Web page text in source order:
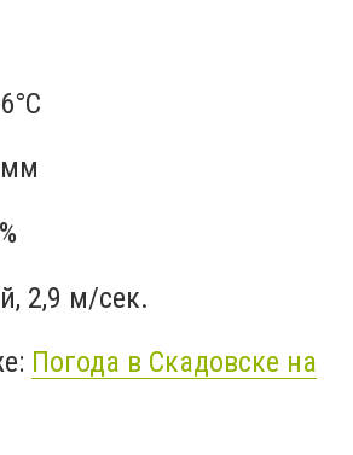
2,9 м/сек.
Погода в Скадовске на